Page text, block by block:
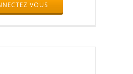
VOUS